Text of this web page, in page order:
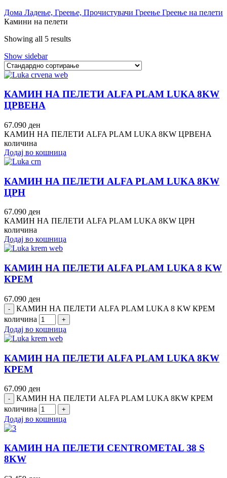
Дома Ладење, Греење, Прочистувачи Греење Греење на пелети
Камини на пелети
Showing all 5 results
Show sidebar
КАМИН НА ПЕЛЕТИ ALFA PLAM LUKA 8KW
ЦРВЕНА
67.090 ден
КАМИН НА ПЕЛЕТИ ALFA PLAM LUKA 8KW ЦРВЕНА
количина
Додај во кошница
КАМИН НА ПЕЛЕТИ ALFA PLAM LUKA 8KW
ЦРН
67.090 ден
КАМИН НА ПЕЛЕТИ ALFA PLAM LUKA 8KW ЦРН
количина
Додај во кошница
КАМИН НА ПЕЛЕТИ ALFA PLAM LUKA 8 KW
КРЕМ
67.090 ден
КАМИН НА ПЕЛЕТИ ALFA PLAM LUKA 8 KW КРЕМ
количина
Додај во кошница
КАМИН НА ПЕЛЕТИ ALFA PLAM LUKA 8KW
КРЕМ
67.090 ден
КАМИН НА ПЕЛЕТИ ALFA PLAM LUKA 8KW КРЕМ
количина
Додај во кошница
КАМИН НА ПЕЛЕТИ CENTROMETAL З8 S
8KW